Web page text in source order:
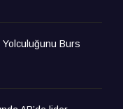
Yolculuğunu Burs